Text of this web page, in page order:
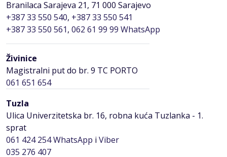
Branilaca Sarajeva 21, 71 000 Sarajevo
+387 33 550 540, +387 33 550 541
+387 33 550 561, 062 61 99 99 WhatsApp
Živinice
Magistralni put do br. 9 TC PORTO
061 651 654
Tuzla
Ulica Univerzitetska br. 16, robna kuća Tuzlanka - 1.
sprat
061 424 254WhatsApp i Viber
035 276 407